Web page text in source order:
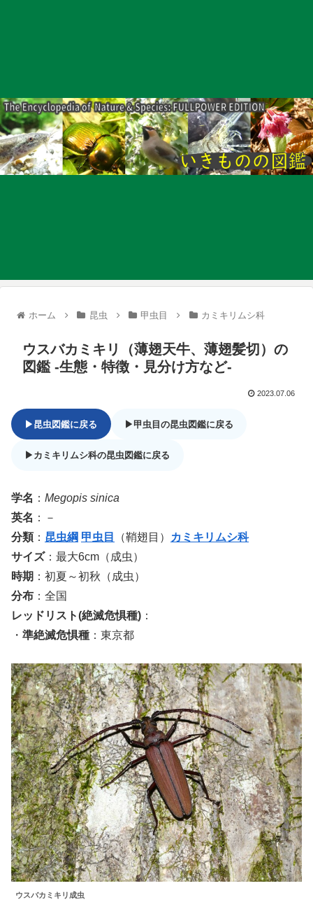
ホーム 昆虫 甲虫目 カミキリムシ科
ウスバカミキリ（薄翅天牛、薄翅髪切）の
図鑑 -生態・特徴・見分け方など-
2023.07.06
▶昆虫図鑑に戻る ▶甲虫目の昆虫図鑑に戻る
▶カミキリムシ科の昆虫図鑑に戻る
学名 ： Megopis sinica
英名 ：－
分類： 昆虫綱 甲虫目 （鞘翅目）
カミキリムシ科
サイズ：最大6cm（成虫）
時期 ：初夏～初秋（成虫）
分布 ：全国
レッドリスト(絶滅危惧種) ：
・ 準絶滅危惧種 ：東京都
ウスバカミキリ成虫